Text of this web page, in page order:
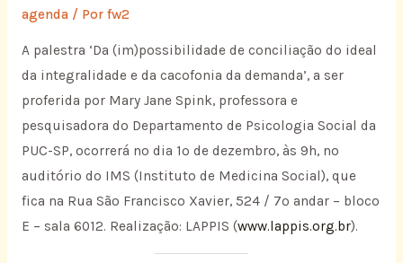
agenda/ Por fw2
A palestra ‘Da (im)possibilidade de conciliação do ideal
da integralidade e da cacofonia da demanda’, a ser
proferida por Mary Jane Spink, professora e
pesquisadora do Departamento de Psicologia Social da
PUC-SP, ocorrerá no dia 1º de dezembro, às 9h, no
auditório do IMS (Instituto de Medicina Social), que
fica na Rua São Francisco Xavier, 524 / 7º andar – bloco
E – sala 6012. Realização: LAPPIS (www.lappis.org.br).